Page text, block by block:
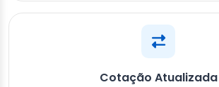
Cotação Atualizada